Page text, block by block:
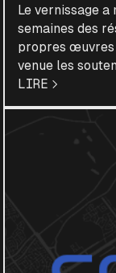
Le vernissage
semaines des
propres œuvres
venue les
LIRE